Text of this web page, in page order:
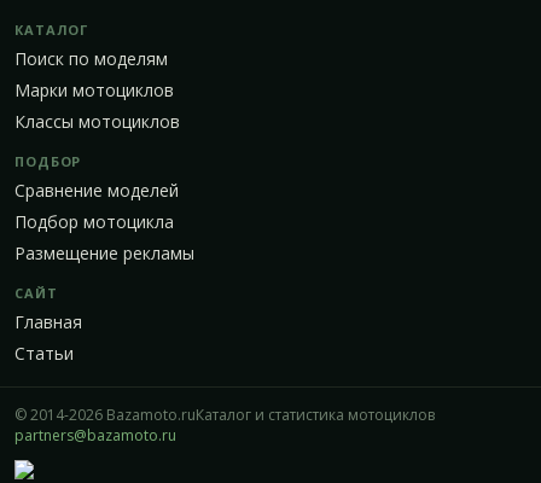
КАТАЛОГ
Поиск по моделям
Марки мотоциклов
Классы мотоциклов
ПОДБОР
Сравнение моделей
Подбор мотоцикла
Размещение рекламы
САЙТ
Главная
Статьи
© 2014-2026 Bazamoto.ruКаталог и статистика мотоциклов
partners@bazamoto.ru